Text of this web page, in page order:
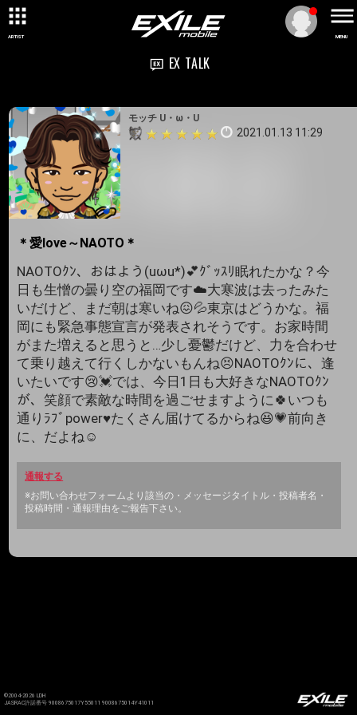
ARTIST MENU
EX TALK
モッチ U・ω・U
2021.01.13 11:29
＊愛love～NAOTO＊
NAOTOｸﾝ、おはよう(uωu*)💕ｸﾞｯｽﾘ眠れたかな？今
日も生憎の曇り空の福岡です☁️大寒波は去ったみた
いだけど、まだ朝は寒いね😖💦東京はどうかな。福
岡にも緊急事態宣言が発表されそうです。お家時間
がまた増えると思うと…少し憂鬱だけど、力を合わせ
て乗り越えて行くしかないもんね😣NAOTOｸﾝに、逢
いたいです😢💓では、今日1日も大好きなNAOTOｸﾝ
が、笑顔で素敵な時間を過ごせますように🍀いつも
通りﾗﾌﾞpower♥️たくさん届けてるからね😆💗前向き
に、だよね☺️
通報する
※お問い合わせフォームより該当の・メッセージタイトル・投稿者名・
投稿時間・通報理由をご報告下さい。
©2004-2026 LDH
JASRAC許諾番号 9008675017Y55011 9008675014Y41011